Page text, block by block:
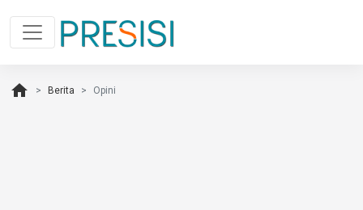
home Berita Opini